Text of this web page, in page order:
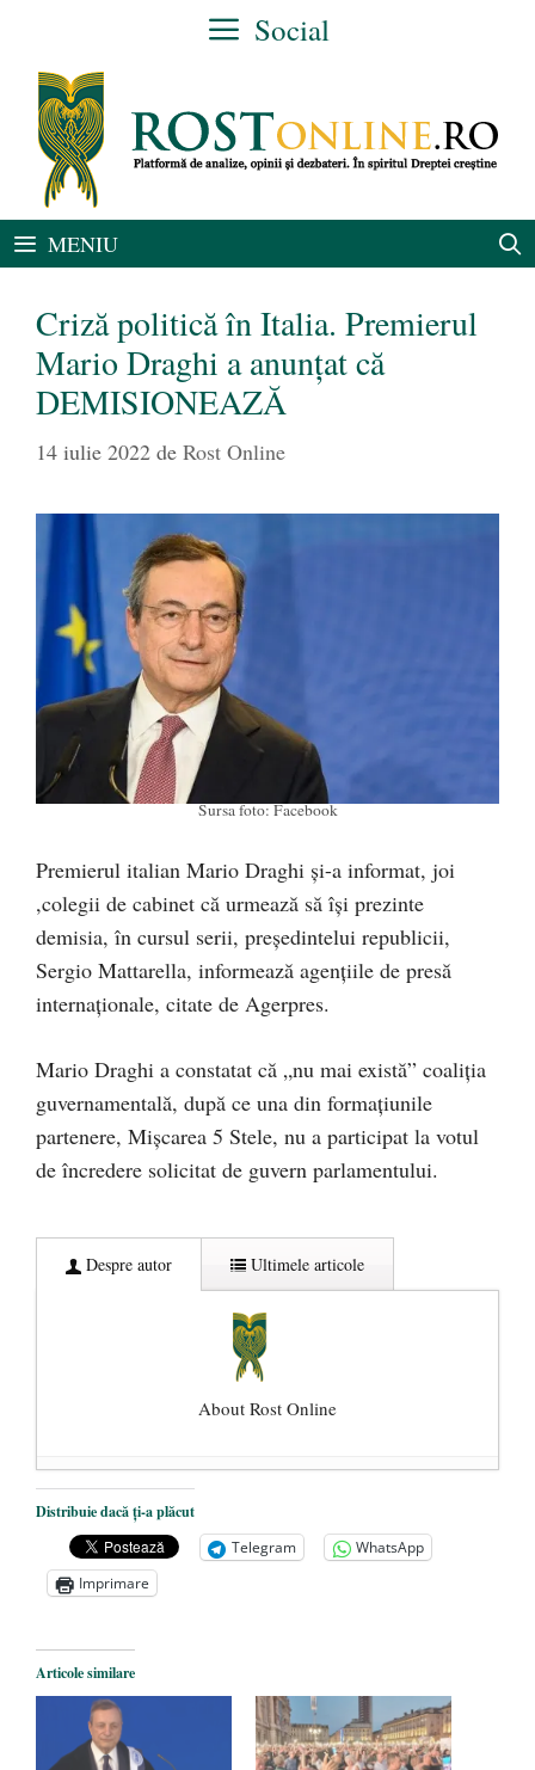
conținut
Social
MENIU
Criză politică în Italia. Premierul
Mario Draghi a anunţat că
DEMISIONEAZĂ
14 iulie 2022 de Rost Online
Sursa foto: Facebook
Premierul italian Mario Draghi şi-a informat, joi
,colegii de cabinet că urmează să îşi prezinte
demisia, în cursul serii, preşedintelui republicii,
Sergio Mattarella, informează agenţiile de presă
internaţionale, citate de Agerpres.
Mario Draghi a constatat că „nu mai există” coaliţia
guvernamentală, după ce una din formaţiunile
partenere, Mişcarea 5 Stele, nu a participat la votul
de încredere solicitat de guvern parlamentului.
Despre autor Ultimele articole
About Rost Online
Dezvăluiri cutremurătoare despre
președintele Ucrainei, Volodymyr
Zelensky
- 13 mai 2026
Statul care servește Națiunea
Legea Vexler produce efecte. Bustul
poetului Octavian Goga, înlăturat din Iași
- 16 aprilie 2026
Distribuie dacă ți-a plăcut
Telegram
WhatsApp
Imprimare
Articole similare